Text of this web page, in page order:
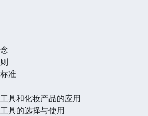
准
具和化妆产品的应用
具的选择与使用